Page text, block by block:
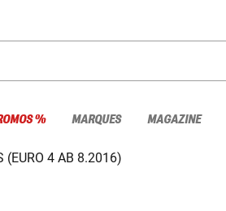
% MARQUES MAGAZINE
(EURO 4 AB 8.2016)